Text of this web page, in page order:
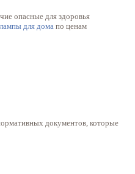
опасные для здоровья
для дома по ценам
документов, которые